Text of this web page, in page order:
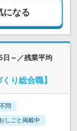
になる
日～／残業平均
り総合職】
問
しごと掲載中